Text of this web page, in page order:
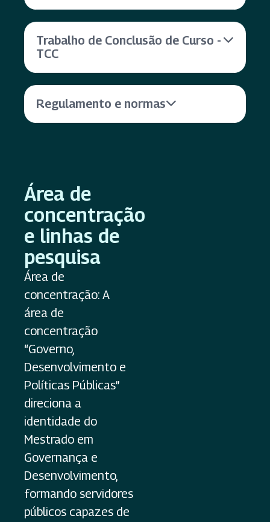
Trabalho de Conclusão de Curso -
TCC
Regulamento e normas
Área de
concentração
e linhas de
pesquisa
Área de
concentração: A
área de
concentração
“Governo,
Desenvolvimento e
Políticas Públicas”
direciona a
identidade do
Mestrado em
Governança e
Desenvolvimento,
formando servidores
públicos capazes de